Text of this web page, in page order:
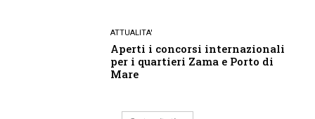
ATTUALITA'
Aperti i concorsi internazionali
per i quartieri Zama e Porto di
Mare